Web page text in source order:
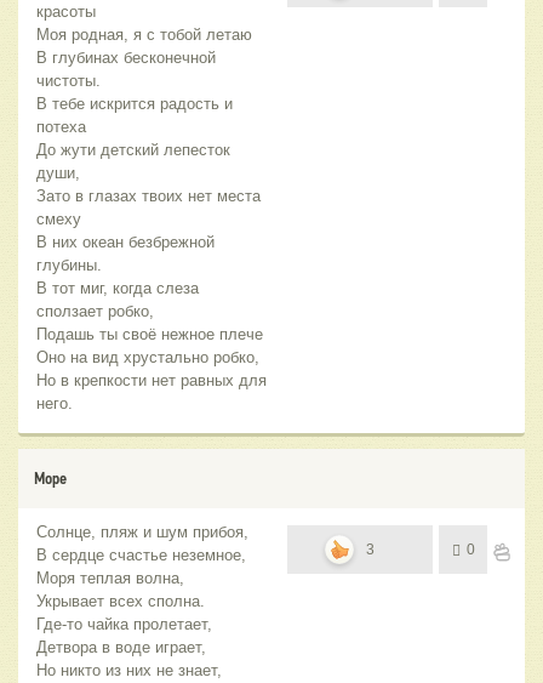
красоты
Моя родная, я с тобой летаю
В глубинах бесконечной
чистоты.
В тебе искрится радость и
потеха
До жути детский лепесток
души,
Зато в глазах твоих нет места
смеху
В них океан безбрежной
глубины.
В тот миг, когда слеза
сползает робко,
Подашь ты своё нежное плече
Оно на вид хрустально робко,
Но в крепкости нет равных для
него.
Море
Солнце, пляж и шум прибоя,
В сердце счастье неземное,
Моря теплая волна,
Укрывает всех сполна.
Где-то чайка пролетает,
Детвора в воде играет,
Но никто из них не знает,
3 0